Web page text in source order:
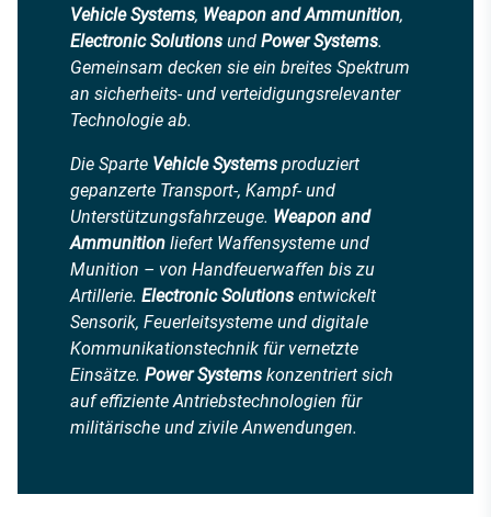
Vehicle Systems, Weapon and Ammunition,
Electronic Solutions und Power Systems.
Gemeinsam decken sie ein breites Spektrum
an sicherheits- und verteidigungsrelevanter
Technologie ab.
Die Sparte Vehicle Systems produziert
gepanzerte Transport-, Kampf- und
Unterstützungsfahrzeuge. Weapon and
Ammunition liefert Waffensysteme und
Munition – von Handfeuerwaffen bis zu
Artillerie. Electronic Solutions entwickelt
Sensorik, Feuerleitsysteme und digitale
Kommunikationstechnik für vernetzte
Einsätze. Power Systems konzentriert sich
auf effiziente Antriebstechnologien für
militärische und zivile Anwendungen.